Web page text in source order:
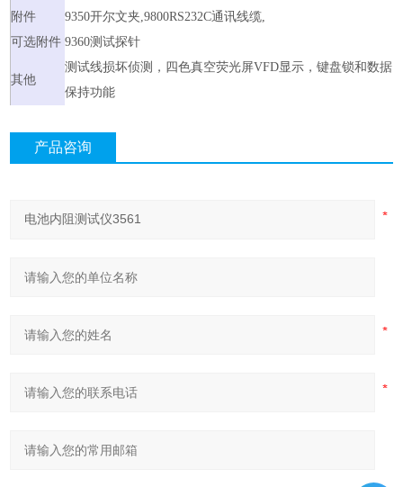
附件
9350开尔文夹,9800RS232C通讯线缆,
可选附件 9360测试探针
其他
测试线损坏侦测，四色真空荧光屏VFD显示，键盘锁和数据
保持功能
产品咨询